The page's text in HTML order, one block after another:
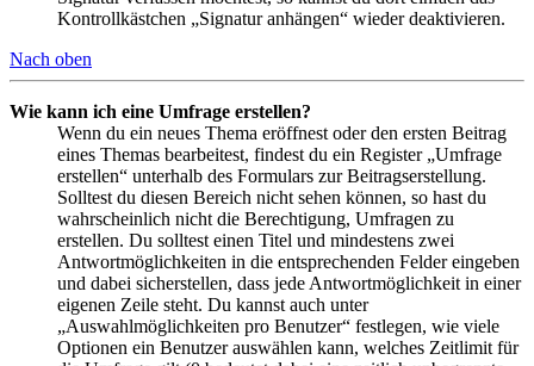
Kontrollkästchen „Signatur anhängen“ wieder deaktivieren.
Nach oben
Wie kann ich eine Umfrage erstellen?
Wenn du ein neues Thema eröffnest oder den ersten Beitrag
eines Themas bearbeitest, findest du ein Register „Umfrage
erstellen“ unterhalb des Formulars zur Beitragserstellung.
Solltest du diesen Bereich nicht sehen können, so hast du
wahrscheinlich nicht die Berechtigung, Umfragen zu
erstellen. Du solltest einen Titel und mindestens zwei
Antwortmöglichkeiten in die entsprechenden Felder eingeben
und dabei sicherstellen, dass jede Antwortmöglichkeit in einer
eigenen Zeile steht. Du kannst auch unter
„Auswahlmöglichkeiten pro Benutzer“ festlegen, wie viele
Optionen ein Benutzer auswählen kann, welches Zeitlimit für